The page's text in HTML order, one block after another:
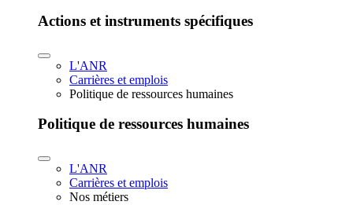
Actions et instruments spécifiques
L'ANR
Carrières et emplois
Politique de ressources humaines
Politique de ressources humaines
L'ANR
Carrières et emplois
Nos métiers